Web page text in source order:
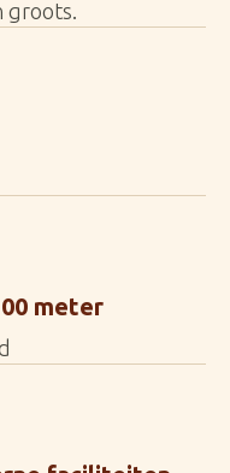
groots.
meter